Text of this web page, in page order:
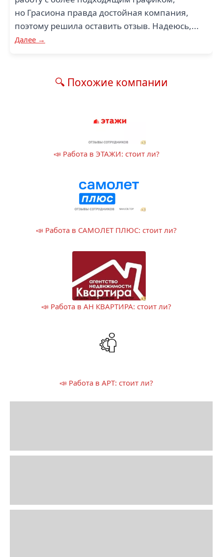
но Грасиона правда достойная компания,
поэтому решила оставить отзыв. Надеюсь,...
Далее →
🔍 Похожие компании
📣 Работа в ЭТАЖИ: стоит ли?
📣 Работа в САМОЛЕТ ПЛЮС: стоит ли?
📣 Работа в АН КВАРТИРА: стоит ли?
📣 Работа в АРТ: стоит ли?